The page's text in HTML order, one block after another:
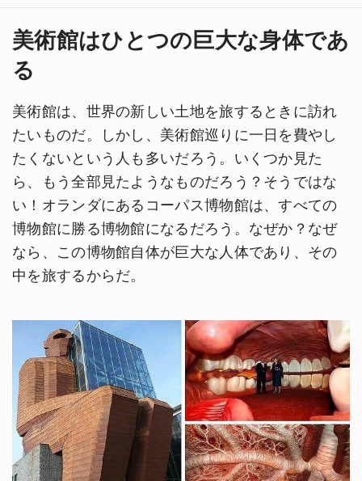
美術館はひとつの巨大な身体であ
る
美術館は、世界の新しい土地を旅するときに訪れ
たいものだ。しかし、美術館巡りに一日を費やし
たくないという人も多いだろう。いくつか見た
ら、もう全部見たようなものだろう？そうではな
い！オランダにあるコーパス博物館は、すべての
博物館に勝る博物館になるだろう。なぜか？なぜ
なら、この博物館自体が巨大な人体であり、その
中を旅するからだ。